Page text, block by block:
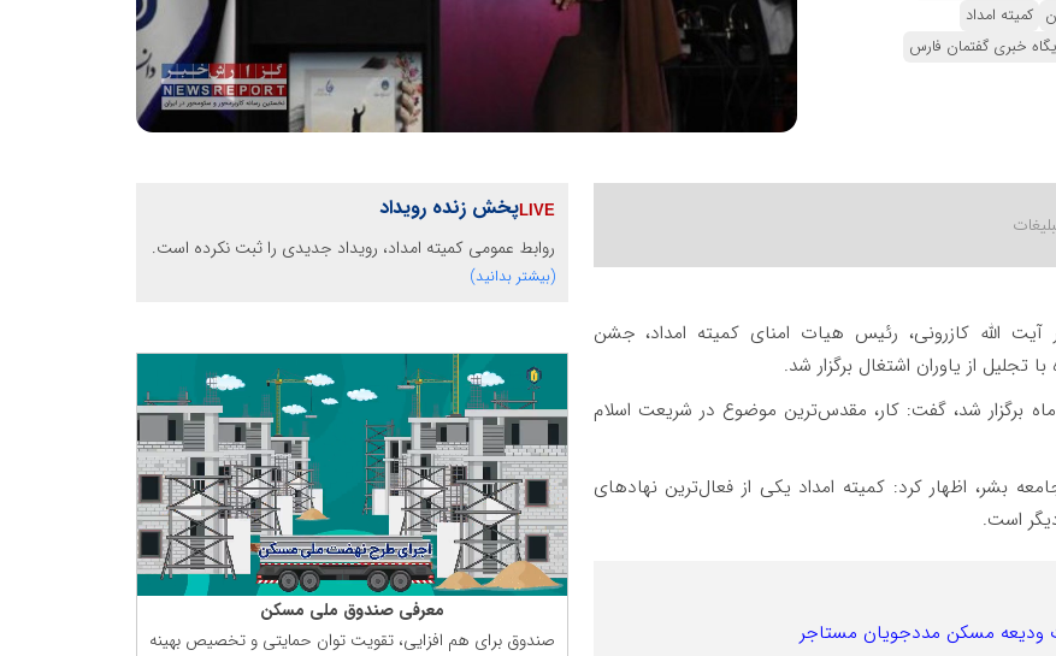
کمیته امداد
خبری گفتمان فارس
الله کازرونی، رئیس هیات امنای کمیته امداد، جشن
از یاوران اشتغال برگزار شد.
برگزار شد، گفت: کار، مقدس‌ترین موضوع در شریعت اسلام
بشر، اظهار کرد: کمیته امداد یکی از فعال‌ترین نهادهای
است‌.
پخش زنده رویداد
روابط عمومی کمیته امداد، رویداد جدیدی را ثبت نکرده است.
(بیشتر بدانید)
معرفی صندوق ملی مسكن
صندوق برای هم افزایی، تقویت توان حمایتی و تخصیص بهینه